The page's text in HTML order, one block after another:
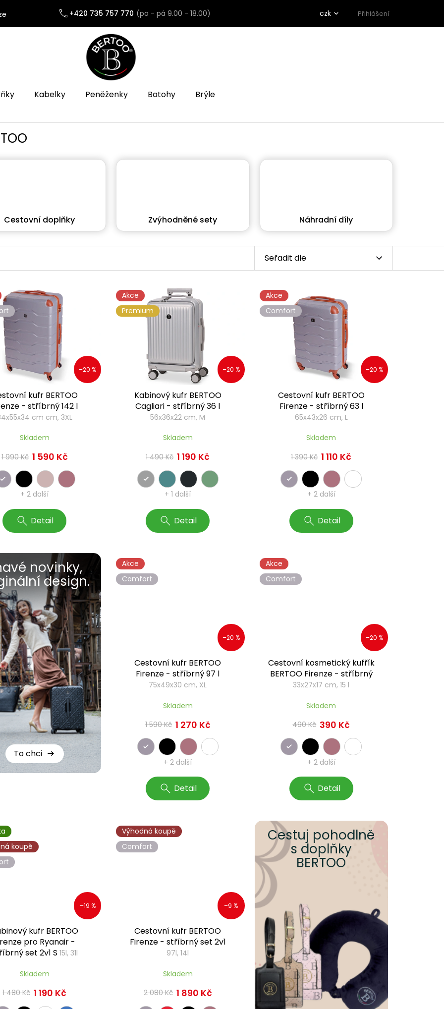
+420 735 757 770 czk Přihlášení
Kabelky Peněženky Batohy Brýle
Cestovní doplňky Zvýhodněné sety Náhradní díly
Seřadit dle
–20 %
kufr BERTOO
- stříbrný 142 l
cm cm, 3XL
Skladem
1 990 Kč 1 590 Kč
Detail
+ 2 další
Akce
Premium
–20 %
Kabinový kufr BERTOO
Cagliari - stříbrný 36 l
56x36x22 cm, M
Skladem
1 490 Kč 1 190 Kč
Detail
+ 1 další
Akce
Comfort
–20 %
Cestovní kufr BERTOO
Firenze - stříbrný 63 l
65x43x26 cm, L
Skladem
1 390 Kč 1 110 Kč
Detail
+ 2 další
novinky,
design.
To chci
Akce
Comfort
–20 %
Cestovní kufr BERTOO
Firenze - stříbrný 97 l
75x49x30 cm, XL
Skladem
1 590 Kč 1 270 Kč
Detail
+ 2 další
Akce
Comfort
–20 %
Cestovní kosmetický kufřík
BERTOO Firenze - stříbrný
33x27x17 cm, 15 l
Skladem
490 Kč 390 Kč
Detail
+ 2 další
koupě
–19 %
kufr BERTOO
pro Ryanair -
set 2v1 S 15l, 31l
Skladem
1 480 Kč 1 190 Kč
Výhodná koupě
Comfort
–9 %
Cestovní kufr BERTOO
Firenze - stříbrný set 2v1
97l, 14l
Skladem
2 080 Kč 1 890 Kč
Cestuj pohodlně
s doplňky
BERTOO